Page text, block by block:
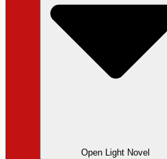
Open Light Novel